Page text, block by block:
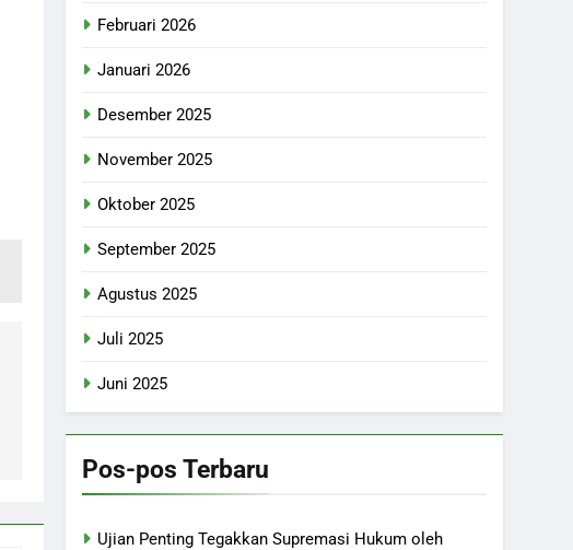
Februari 2026
Januari 2026
Desember 2025
November 2025
Oktober 2025
September 2025
Agustus 2025
Juli 2025
Juni 2025
Pos-pos Terbaru
Ujian Penting Tegakkan Supremasi Hukum oleh